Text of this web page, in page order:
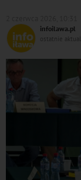
infoilawa.pl
ostatnie